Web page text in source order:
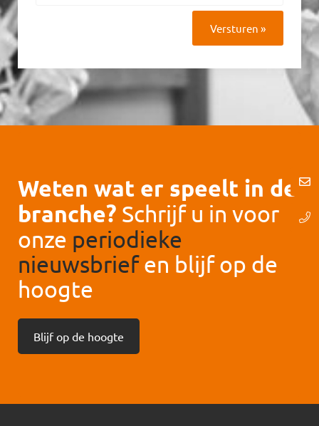
Versturen »
Weten wat er speelt in de
branche? Schrijf u in voor
onze periodieke
nieuwsbriefen blijf op de
hoogte
Blijf op de hoogte